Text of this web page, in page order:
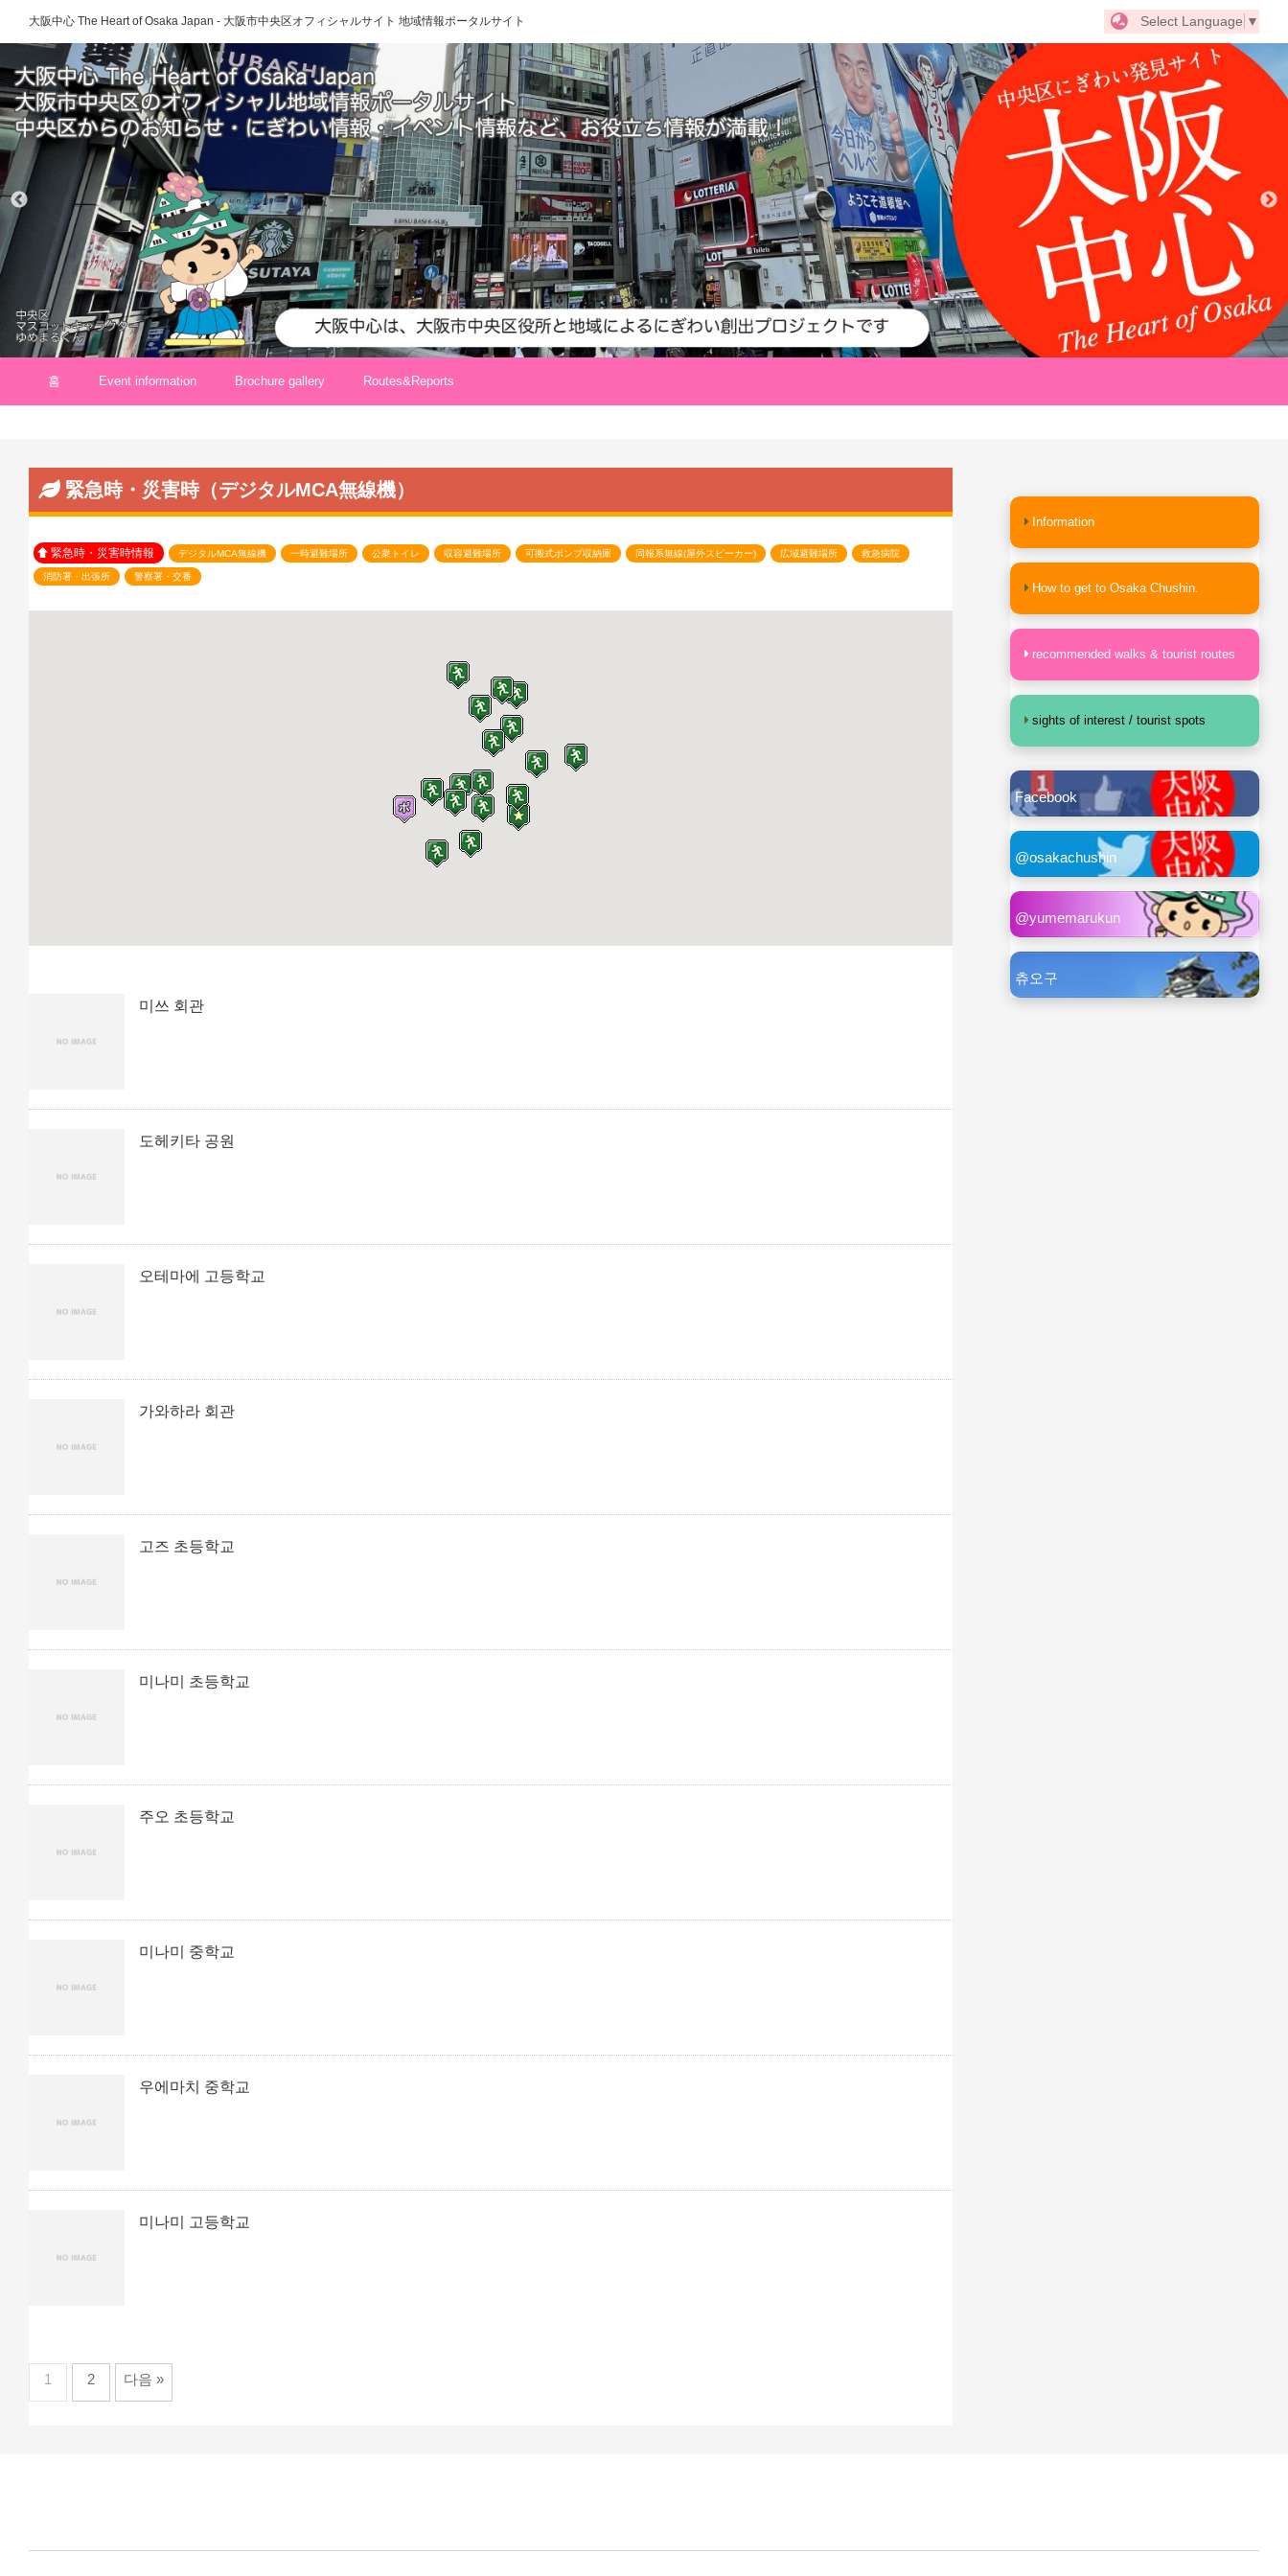
大阪中心 The Heart of Osaka Japan - 大阪市中央区オフィシャルサイト 地域情報ポータルサイト Select Language ▼
홈 Event information Brochure gallery Routes&Reports
緊急時・災害時（デジタルMCA無線機）
緊急時・災害時情報 デジタルMCA無線機 一時避難場所 公衆トイレ 収容避難場所 可搬式ポンプ収納庫 同報系無線(屋外スピーカー) 広域避難場所 救急病院
消防署・出張所 警察署・交番
미쓰 회관
도헤키타 공원
오테마에 고등학교
가와하라 회관
고즈 초등학교
미나미 초등학교
주오 초등학교
미나미 중학교
우에마치 중학교
미나미 고등학교
1 2 다음 »
Information
How to get to Osaka Chushin.
recommended walks & tourist routes
sights of interest / tourist spots
Facebook
@osakachushin
@yumemarukun
츄오구